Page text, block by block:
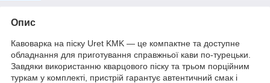
Опис
Кавоварка на піску Uret KMK — це компактне та доступне
обладнання для приготування справжньої кави по-турецьки.
Завдяки використанню кварцового піску та трьом порційним
туркам у комплекті, пристрій гарантує автентичний смак і